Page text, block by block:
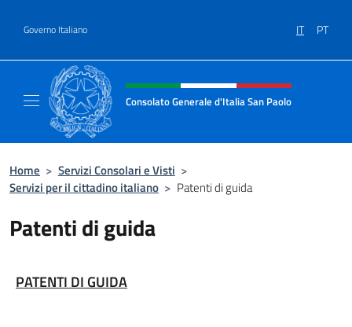
Governo Italiano IT PT
Intestazione sito, social e menù
Consolato Generale d'Italia San Paolo
Home > Servizi Consolari e Visti >
Servizi per il cittadino italiano > Patenti di guida
Patenti di guida
PATENTI DI GUIDA